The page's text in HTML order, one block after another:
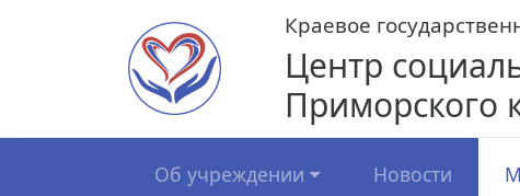
Краевое
Центр
Приморского
Об учреждении Новости